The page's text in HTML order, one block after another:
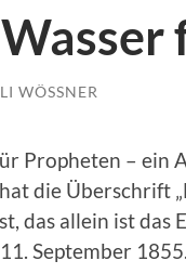
WÖSSNER
Propheten – ein
hat die Überschrift
das allein ist das
September